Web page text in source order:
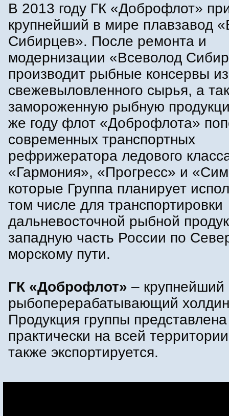
В 2013 году ГК «Доброфлот»
крупнейший в мире плавзавод
Сибирцев». После ремонта и
модернизации «Всеволод
производит рыбные консервы из
свежевыловленного сырья, а
замороженную рыбную
же году флот «Доброфлота»
современных транспортных
рефрижератора ледового
«Гармония», «Прогресс» и
которые Группа планирует
том числе для транспортировки
дальневосточной рыбной
западную часть России по
морскому пути.
ГК «Доброфлот» – крупнейший
рыбоперерабатывающий
Продукция группы представлена
практически на всей
также экспортируется.